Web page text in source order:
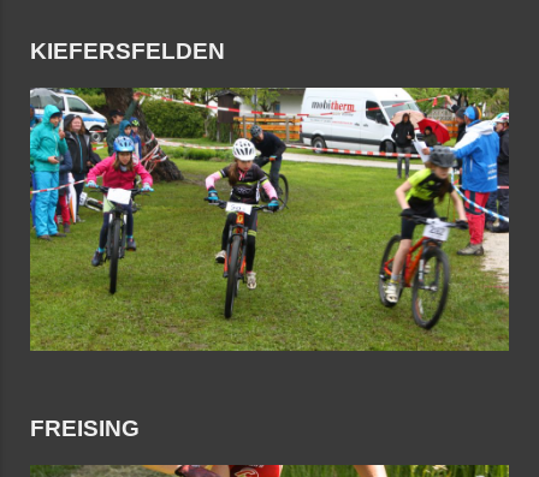
KIEFERSFELDEN
FREISING